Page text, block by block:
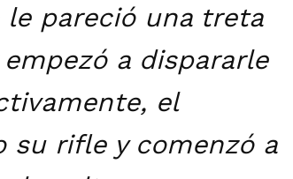
pareció una treta
a dispararle
el
su rifle y comenzó a